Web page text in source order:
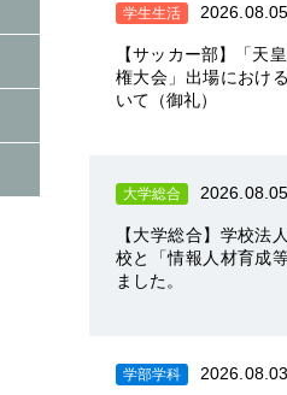
学生生活 2026.08.05
【サッカー部】「天
権大会」出場におけ
いて（御礼）
大学総合 2026.08.05
【大学総合】学校法
校と「情報人材育成
ました。
学部学科 2026.08.03